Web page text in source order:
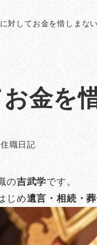
対してお金を惜しまない
お金を
ゴリー
住職日記
の吉武学です。
じめ遺言・相続・